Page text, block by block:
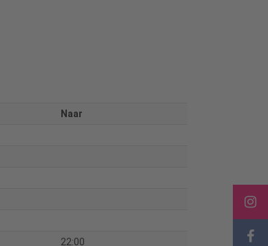
Naar
22:00